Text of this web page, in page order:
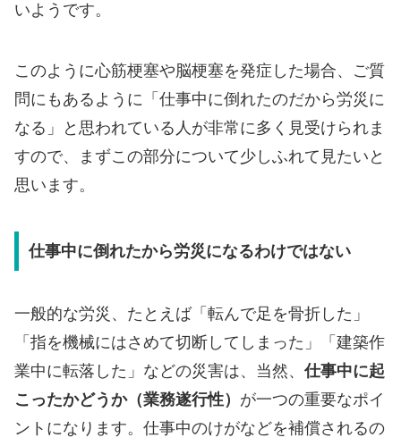
いようです。
このように心筋梗塞や脳梗塞を発症した場合、ご質
問にもあるように「仕事中に倒れたのだから労災に
なる」と思われている人が非常に多く見受けられま
すので、まずこの部分について少しふれて見たいと
思います。
仕事中に倒れたから労災になるわけではない
一般的な労災、たとえば「転んで足を骨折した」
「指を機械にはさめて切断してしまった」「建築作
業中に転落した」などの災害は、当然、 仕事中に起
こったかどうか（業務遂行性） が一つの重要なポイ
ントになります。仕事中のけがなどを補償されるの